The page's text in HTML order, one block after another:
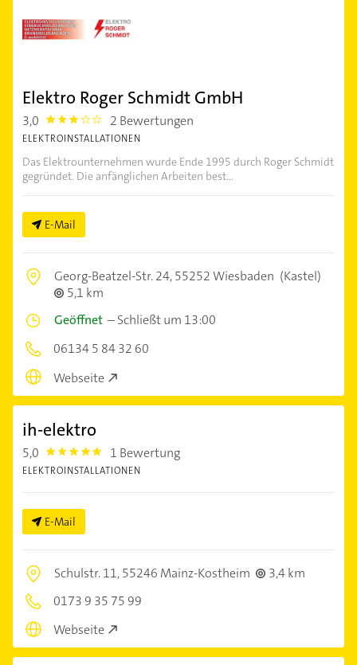
Elektro Roger Schmidt GmbH
3,0 3.0 2 Bewertungen
ELEKTROINSTALLATIONEN
Das Elektrounternehmen wurde Ende 1995 durch Roger Schmidt
gegründet. Die anfänglichen Arbeiten best...
E-Mail
Georg-Beatzel-Str. 24,55252 Wiesbaden (Kastel)
5,1 km
Geöffnet –Schließt um 13:00
06134 5 84 32 60
Webseite
ih-elektro
5,0 5.0 1 Bewertung
ELEKTROINSTALLATIONEN
E-Mail
Schulstr. 11,55246 Mainz-Kostheim
3,4 km
0173 9 35 75 99
Webseite